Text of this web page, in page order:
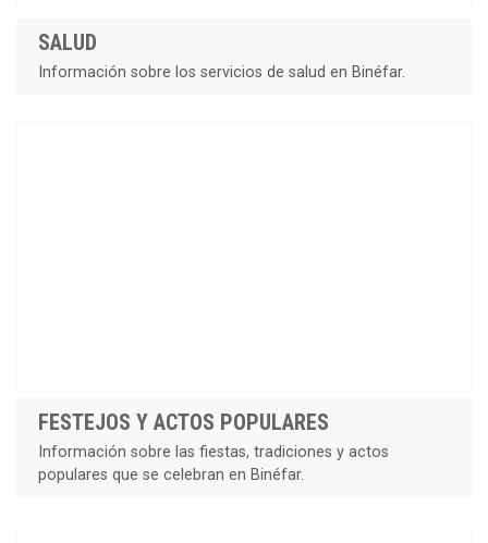
SALUD
Información sobre los servicios de salud en Binéfar.
FESTEJOS Y ACTOS POPULARES
Información sobre las fiestas, tradiciones y actos
populares que se celebran en Binéfar.